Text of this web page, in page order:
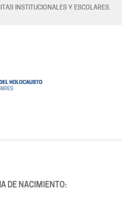
INSTITUCIONALES Y ESCOLARES.
DE NACIMIENTO: